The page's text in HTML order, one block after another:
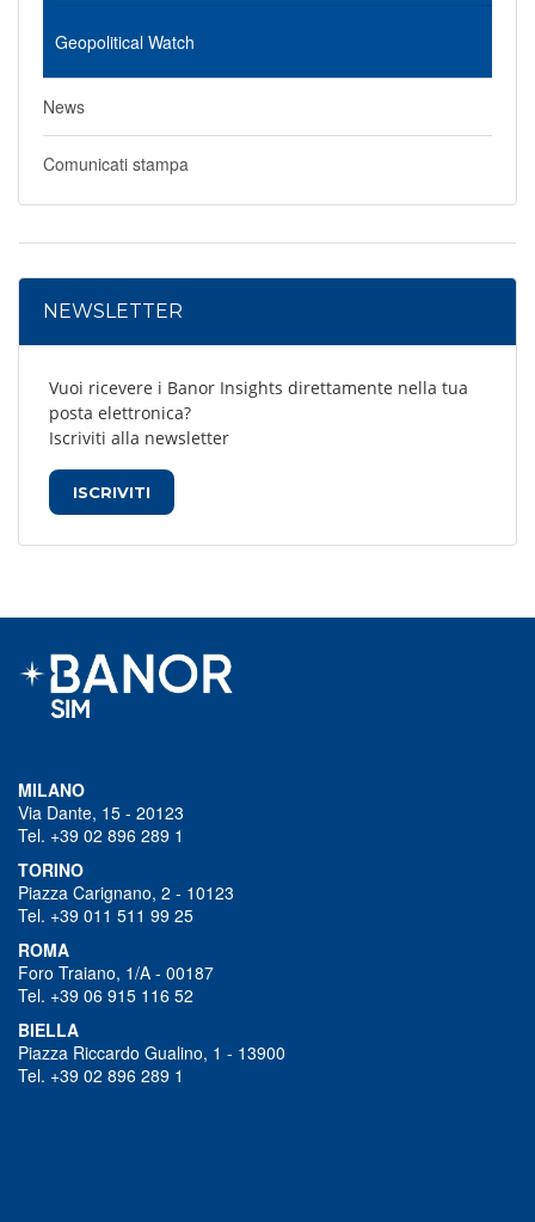
Geopolitical Watch
News
Comunicati stampa
NEWSLETTER
Vuoi ricevere i Banor Insights direttamente nella tua
posta elettronica?
Iscriviti alla newsletter
ISCRIVITI
MILANO
Via Dante, 15 - 20123
Tel. +39 02 896 289 1
TORINO
Piazza Carignano, 2 - 10123
Tel. +39 011 511 99 25
ROMA
Foro Traiano, 1/A - 00187
Tel. +39 06 915 116 52
BIELLA
Piazza Riccardo Gualino, 1 - 13900
Tel. +39 02 896 289 1